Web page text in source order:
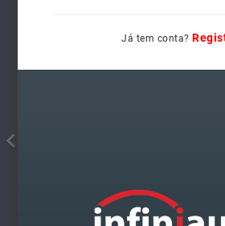
Já tem conta?
TEMP.KIMAPA